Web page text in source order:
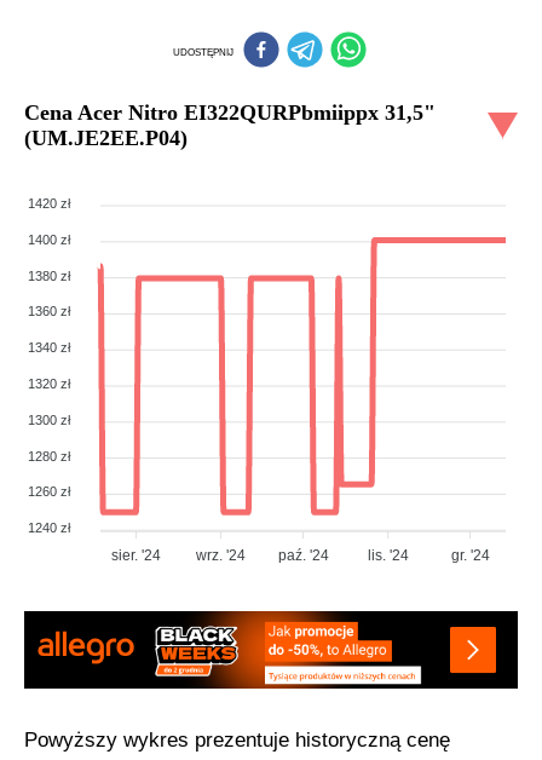
UDOSTĘPNIJ
Cena Acer Nitro EI322QURPbmiippx 31,5"
(UM.JE2EE.P04)
1420 zł
1400 zł
1380 zł
1360 zł
1340 zł
1320 zł
1300 zł
1280 zł
1260 zł
1240 zł
sier. '24 wrz. '24 paź. '24 lis. '24 gr. '24
Powyższy wykres prezentuje historyczną cenę